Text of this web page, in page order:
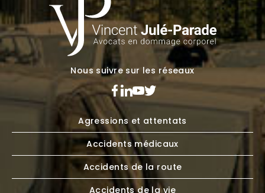
Nous suivre sur les réseaux
Agressions et attentats
Accidents médicaux
Accidents de la route
Accidents de la vie